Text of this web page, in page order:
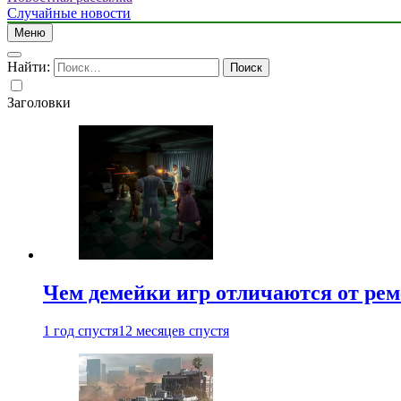
Случайные новости
Меню
Найти:
Заголовки
Чем демейки игр отличаются от
1 год спустя12 месяцев спустя